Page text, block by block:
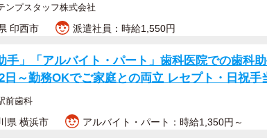
写真を投稿。そこには、シベリアンハスキーの女の
カ月）が撮影者であるママの義兄とパパ、それぞ
す。
のり、肩に前足をのせて人間の赤ちゃんのように抱
ンプスタッフ株式会社
印西市 派遣社員：時給1,550円
手」「アルバイト・パート」歯科医院での歯科
日～勤務OKでご家庭との両立 レセプト・日祝手
前歯科
県 横浜市 アルバイト・パート：時給1,350円～